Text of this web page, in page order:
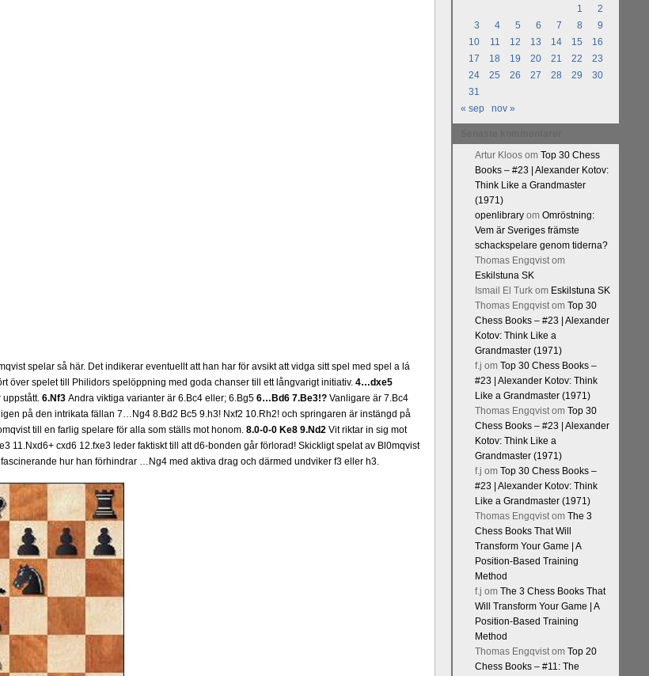
spelar så här. Det indikerar eventuellt att han har för avsikt att vidga sitt spel med spel a lá
över spelet till Philidors spelöppning med goda chanser till ett långvarigt initiativ. 4…dxe5
uppstått. 6.Nf3 Andra viktiga varianter är 6.Bc4 eller; 6.Bg5 6…Bd6 7.Be3!? Vanligare är 7.Bc4
på den intrikata fällan 7…Ng4 8.Bd2 Bc5 9.h3! Nxf2 10.Rh2! och springaren är instängd på
till en farlig spelare för alla som ställs mot honom. 8.0-0-0 Ke8 9.Nd2 Vit riktar in sig mot
11.Nxd6+ cxd6 12.fxe3 leder faktiskt till att d6-bonden går förlorad! Skickligt spelat av Bl0mqvist
hur han förhindrar …Ng4 med aktiva drag och därmed undviker f3 eller h3.
1
2
3
4 5 6 7 8
9
10
11 12 13 14 15
16
17
18 19 20 21 22
23
24
25 26 27 28 29
30
31
« sep
nov »
Artur Kloosom Top 30 Chess
Books – #23 | Alexander Kotov:
Think Like a Grandmaster
(1971)
openlibraryom Omröstning:
Vem är Sveriges främste
schackspelare genom tiderna?
Thomas Engqvistom
Eskilstuna SK
Ismail El Turkom Eskilstuna SK
Thomas Engqvistom Top 30
Chess Books – #23 | Alexander
Kotov: Think Like a
Grandmaster (1971)
f.j om Top 30 Chess Books –
#23 | Alexander Kotov: Think
Like a Grandmaster (1971)
Thomas Engqvistom Top 30
Chess Books – #23 | Alexander
Kotov: Think Like a
Grandmaster (1971)
f.j om Top 30 Chess Books –
#23 | Alexander Kotov: Think
Like a Grandmaster (1971)
Thomas Engqvistom The 3
Chess Books That Will
Transform Your Game | A
Position-Based Training
Method
f.j om The 3 Chess Books That
Will Transform Your Game | A
Position-Based Training
Method
Thomas Engqvistom Top 20
Chess Books – #11: The